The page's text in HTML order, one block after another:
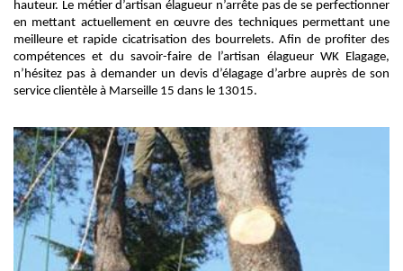
hauteur. Le métier d’artisan élagueur n’arrête pas de se perfectionner
en mettant actuellement en œuvre des techniques permettant une
meilleure et rapide cicatrisation des bourrelets. Afin de profiter des
compétences et du savoir-faire de l’artisan élagueur WK Elagage,
n’hésitez pas à demander un devis d’élagage d’arbre auprès de son
service clientèle à Marseille 15 dans le 13015.